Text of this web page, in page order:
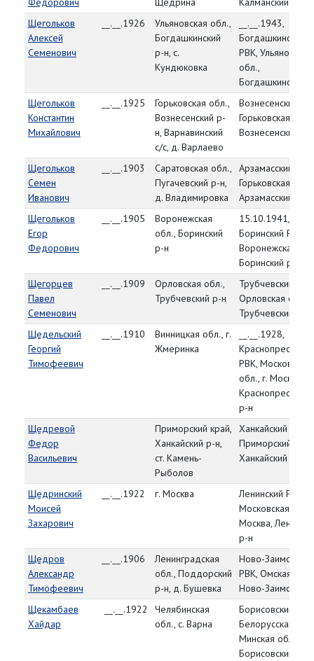
Щегольков
Алексей
Семенович
__.__.1926
Ульяновская обл.,
Богдашкинский
р-н, с.
Кундюковка
__.__.1943,
Богдашкинский
РВК, Ульяновская
обл.,
Богдашкинский
Щегольков
Константин
Михайлович
__.__.1925
Горьковская обл.,
Вознесенский р-
н, Варнавинский
с/с, д. Варлаево
Вознесенский
Горьковская обл.,
Вознесенский р-н
Щегольков
Семен
Иванович
__.__.1903
Саратовская обл.,
Пугачевский р-н,
д. Владимировка
Арзамасский РВК,
Горьковская обл.,
Арзамасский р-н
Щегольков
Егор
Федорович
__.__.1905
Воронежская
обл., Боринский
р-н
15.10.1941,
Боринский РВК,
Воронежская
Боринский р-н
Щегорцев
Павел
Семенович
__.__.1909
Орловская обл.,
Трубчевский р-н
Трубчевский
Орловская обл.,
Трубчевский р-н
Щедельский
Георгий
Тимофеевич
__.__.1910
Винницкая обл., г.
Жмеринка
__.__.1928,
РВК, Московская
обл., г. Москва,
р-н
Щедревой
Федор
Васильевич
Приморский край,
Ханкайский р-н,
ст. Камень-
Рыболов
Ханкайский РВК,
Приморский
Ханкайский р-н
Щедринский
Моисей
Захарович
__.__.1922 г. Москва
Ленинский РВК,
Московская обл.,
Москва,
р-н
Щедров
Александр
Тимофеевич
__.__.1906
Ленинградская
обл., Поддорский
р-н, д. Бушевка
Ново-Заимский
РВК, Омская
Ново-Заимский
Щекамбаев
Хайдар
__.__.1922
Челябинская
обл., с. Варна
Борисовский
Белорусская
Минская обл.,
Борисовский р-н